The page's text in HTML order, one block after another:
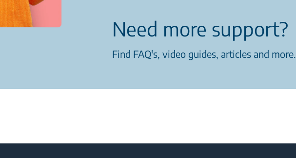
Need more support?
Find FAQ's, video guides, articles and more.